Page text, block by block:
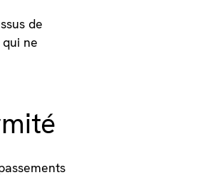
de
ne